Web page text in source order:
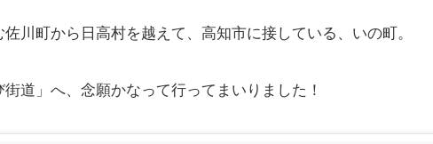
川町から日高村を越えて、高知市に接している、いの町。
街道」へ、念願かなって行ってまいりました！